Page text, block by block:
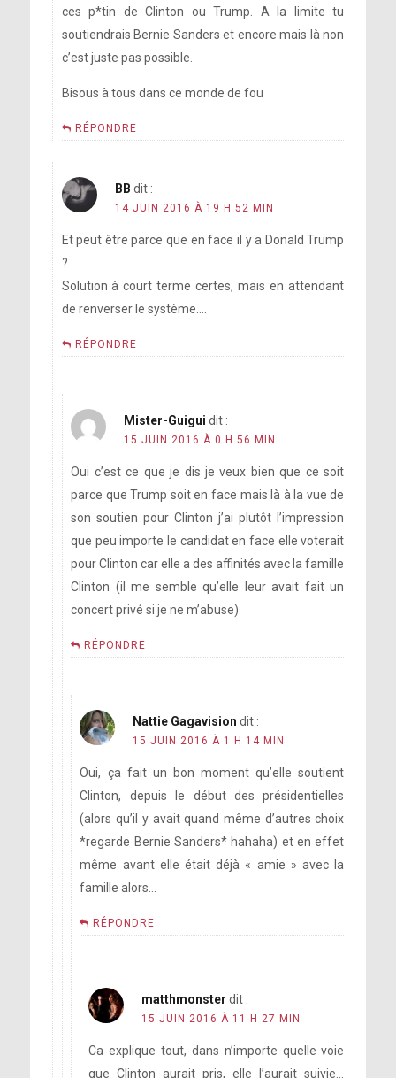
ces p*tin de Clinton ou Trump. A la limite tu
soutiendrais Bernie Sanders et encore mais là non
c’est juste pas possible.
Bisous à tous dans ce monde de fou
RÉPONDRE
BB dit :
14 JUIN 2016 À 19 H 52 MIN
Et peut être parce que en face il y a Donald Trump
?
Solution à court terme certes, mais en attendant
de renverser le système….
RÉPONDRE
Mister-Guigui dit :
15 JUIN 2016 À 0 H 56 MIN
Oui c’est ce que je dis je veux bien que ce soit
parce que Trump soit en face mais là à la vue de
son soutien pour Clinton j’ai plutôt l’impression
que peu importe le candidat en face elle voterait
pour Clinton car elle a des affinités avec la famille
Clinton (il me semble qu’elle leur avait fait un
concert privé si je ne m’abuse)
RÉPONDRE
Nattie Gagavision dit :
15 JUIN 2016 À 1 H 14 MIN
Oui, ça fait un bon moment qu’elle soutient
Clinton, depuis le début des présidentielles
(alors qu’il y avait quand même d’autres choix
*regarde Bernie Sanders* hahaha) et en effet
même avant elle était déjà « amie » avec la
famille alors…
RÉPONDRE
matthmonster dit :
15 JUIN 2016 À 11 H 27 MIN
Ca explique tout, dans n’importe quelle voie
que Clinton aurait pris, elle l’aurait suivie…